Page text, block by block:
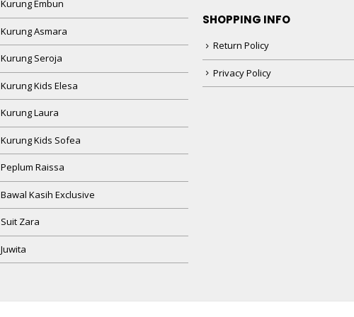
Kurung Embun
Kurung Asmara
Kurung Seroja
Kurung Kids Elesa
Kurung Laura
Kurung Kids Sofea
Peplum Raissa
Bawal Kasih Exclusive
Suit Zara
Juwita
SHOPPING INFO
Return Policy
Privacy Policy